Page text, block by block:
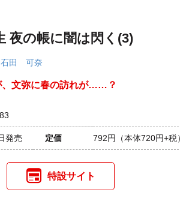
夜の帳に闇は閃く(3)
石田 可奈
、文弥に春の訪れが……？
発売 定価 792円 （本体720円+税
特設サイト